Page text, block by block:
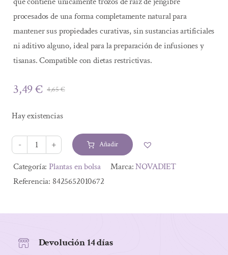
procesados de una forma completamente natural para
mantener sus propiedades curativas, sin sustancias artificiales
ni aditivo alguno, ideal para la preparación de infusiones y
tisanas. Compatible con dietas restrictivas.
4,65€El
era:
4,65 €.
3,49€
El
es:
3,49 €.
Hay existencias
JENGIBRE
RAIZ
60
Añadir
Alternative:
Categoría:Plantas en bolsa Marca:NOVADIET
Referencia: 8425652010672
Devolución 14 días